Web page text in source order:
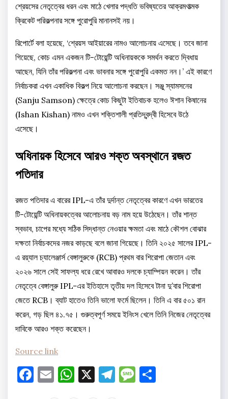
শ্রেয়সের নেতৃত্বের ধরন এবং মাঠে খেলার পদ্ধতি ভবিষ্যতের আক্রমণাত্মক
ক্রিকেট পরিকল্পনার সঙ্গে পুরোপুরি মানানসই নয়।
রিপোর্টে বলা হয়েছে, ‘শ্রেয়স আইয়ারের নামও আলোচনায় এসেছে। তবে জানা
গিয়েছে, কোচ এমন একজন টি-টোয়েন্টি অধিনায়ককে সমর্থন করতে দ্বিধায়
আছেন, যিনি তাঁর পরিকল্পনা এবং ভাবনার সঙ্গে পুরোপুরি একমত নন।’ এই কারণে
নির্বাচকরা এখন একাধিক বিকল্প নিয়ে আলোচনা করছেন। সঞ্জু স্যামসনের
(Sanju Samson) ক্ষেত্রে কোচ কিছুটা ইতিবাচক হলেও ঈশান কিষানের
(Ishan Kishan) নামও এখন শক্তিশালী প্রতিদ্বন্দ্বী হিসেবে উঠে
এসেছে।
অধিনায়ক হিসেবে আরও শক্ত অবস্থানে রজত
পতিদার
রজত পতিদার এ বারের IPL-এ তাঁর দুর্দান্ত নেতৃত্বের কারণে এখন ভারতের
টি-টোয়েন্টি অধিনায়কত্বের আলোচনায় বড় নাম হয়ে উঠেছেন। তাঁর শান্ত
স্বভাব, চাপের মধ্যে সঠিক সিদ্ধান্ত নেওয়ার ক্ষমতা এবং মাঠে কৌশল বোঝার
দক্ষতা নির্বাচকদের নজর কাড়ছে বলে জানা গিয়েছে। তিনি ২০২৫ সালের IPL-
এ রয়্যাল চ্যালেঞ্জার্স বেঙ্গালুরুকে (RCB) প্রথম বার শিরোপা জেতান এবং
২০২৬ সালে সেই সাফল্য ধরে রেখে আবারও দলকে চ্যাম্পিয়ন করেন। তাঁর
নেতৃত্বে বেঙ্গালুরু IPL-এর ইতিহাসে তৃতীয় দল হিসেবে টানা দু’বার শিরোপা
জেতে RCB। ব্যাট হাতেও তিনি ভালো ফর্মে ছিলেন। তিনি এ বার ৫০১ রান
করেন, গড় ছিল ৪১.৭৫। গুরুত্বপূর্ণ সময়ে ইনিংস খেলে তিনি নিজের নেতৃত্বের
দাবিকে আরও শক্ত করেছেন।
Source link
Facebook
EmailWhatsApp
X Telegram
Message